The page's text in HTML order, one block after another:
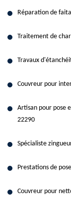
Réparation de
Traitement de
Travaux
Couvreur pour
Artisan pour pose
22290
Spécialiste
Prestations de
Couvreur pour